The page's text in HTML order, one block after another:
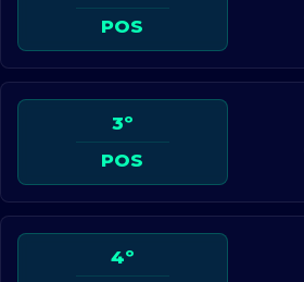
POS
3º
POS
4º